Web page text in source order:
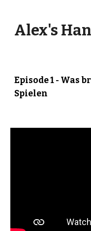
Alex's
Episode 1 - Was
Spielen